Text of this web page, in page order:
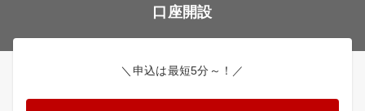
口座開設
＼申込は最短5分～！／